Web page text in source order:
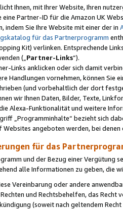
Ihnen, mit Ihrer Website, Ihren
Partner-ID für die Amazon UK
indem Sie Ihre Website mit einer der in
für das Partnerprogramm
Kit) verlinken. Entsprechende
(„ Partner-Links“).
Links anklicken oder sich damit
Handlungen vornehmen, können Sie
(und vorbehaltlich der dort
wir Ihnen Daten, Bilder, Texte,
Alexa-Funktionalität und weitere
„Programminhalte“ bezieht sich
angeboten werden, bei
für das
und der Bezug einer Vergütung
alle Informationen zu geben, die
Vereinbarung oder andere
und Rechtsbehelfen, das
(soweit nach geltendem